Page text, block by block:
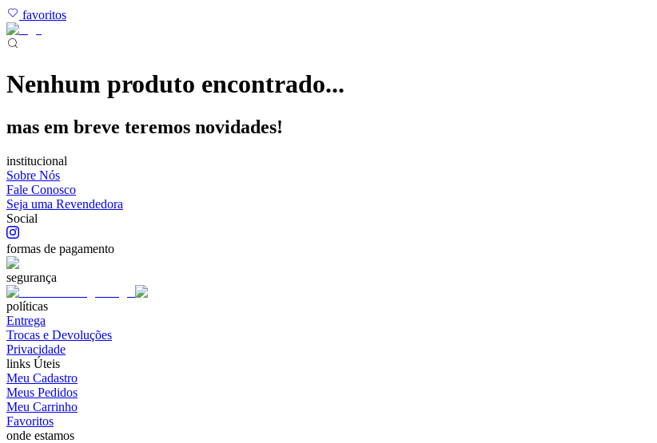
favoritos
Nenhum produto encontrado...
mas em breve teremos novidades!
institucional
Sobre Nós
Fale Conosco
Seja uma Revendedora
Social
formas de pagamento
segurança
políticas
Entrega
Trocas e Devoluções
Privacidade
links Úteis
Meu Cadastro
Meus Pedidos
Meu Carrinho
Favoritos
onde estamos